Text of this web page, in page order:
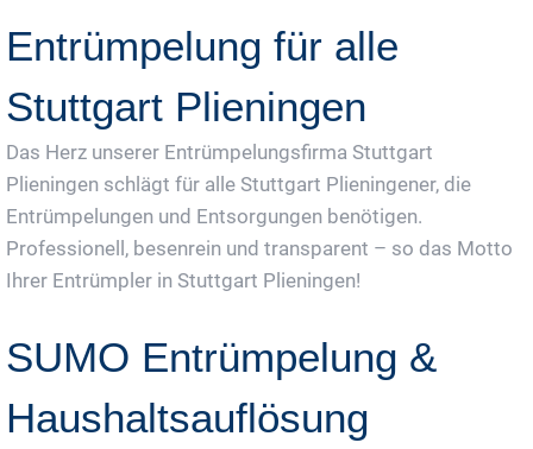
Entrümpelung für alle
Stuttgart Plieningen
Das Herz unserer Entrümpelungsfirma Stuttgart
Plieningen schlägt für alle Stuttgart Plieningener, die
Entrümpelungen und Entsorgungen benötigen.
Professionell, besenrein und transparent – so das Motto
Ihrer Entrümpler in Stuttgart Plieningen!
SUMO Entrümpelung &
Haushaltsauflösung